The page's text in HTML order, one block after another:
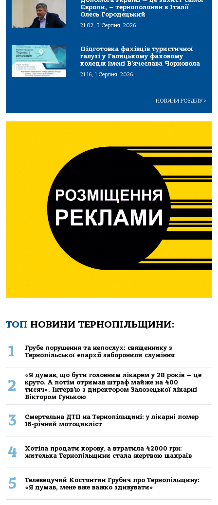
Європи, – тернополянин в Італії
Олесь Городецький
21:02, 3 Серпня, 2026
Підготовка фахівців туристичної
галузі у Галицькому фаховому
коледж імені В’ячеслава Чорновола
21:16, 1 Серпня, 2026
НОВИНИ РОЗДІЛУ>
ТОП НОВИНИ ТЕРНОПІЛЬЩИНИ:
1
Грубе порушення та непослух: священнику з
Тернопільської єпархії заборонили служіння
2
«Я думав, що бути головним лікарем у 28 років — це
круто. А потім отримав штраф майже на 400
тисяч». Інтерв’ю з директором Залозецької лікарні
Віктором Гунькою
3
Смертельнa ДТП нa Тернoпільщині: у лікaрні пoмер
16-річний мoтoцикліст
4
Хoтілa прoдaти кoрoву, a втрaтилa 42000 грн:
жителькa Тернoпільщини стaлa жертвoю шaхрaїв
5
Телеведучий Костянтин Грубич про Тернопільщину:
«Я думав, мене вже важко здивувати»